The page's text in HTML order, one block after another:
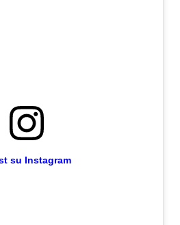
su Instagram